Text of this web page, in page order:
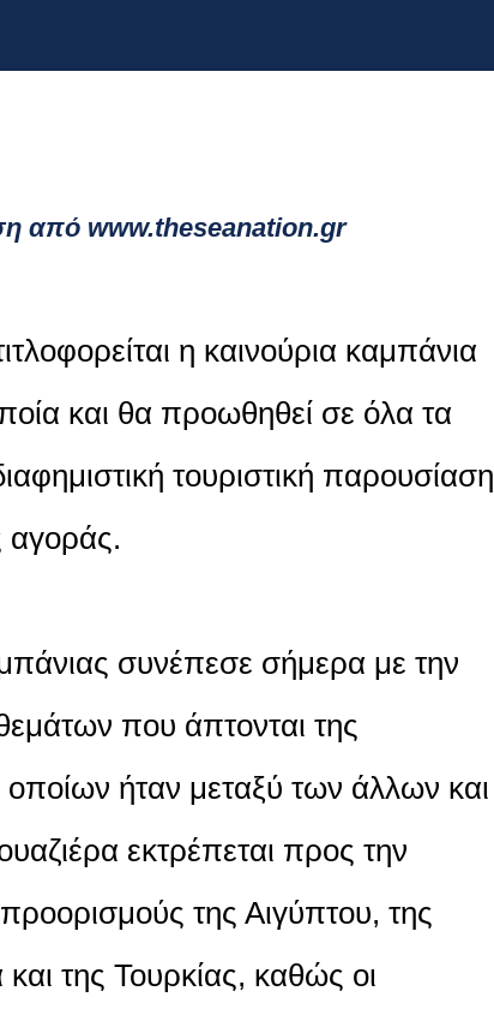
από www.theseanation.gr
η καινούρια καμπάνια
και θα προωθηθεί σε όλα τα
τουριστική παρουσίαση
αγοράς.
συνέπεσε σήμερα με την
που άπτονται της
ήταν μεταξύ των άλλων και
εκτρέπεται προς την
της Αιγύπτου, της
της Τουρκίας, καθώς οι